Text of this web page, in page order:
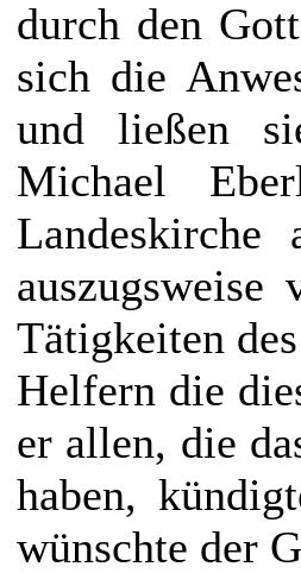
durch den
sich die
und ließen
Michael
Tätigkeiten
Helfern die
er allen, die
haben,
wünschte der